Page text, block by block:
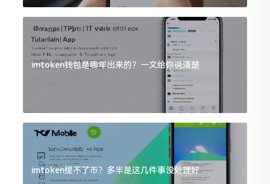
imtoken钱包是哪年出来的？一文给你说清楚
imtoken提不了币？多半是这几件事没处理好